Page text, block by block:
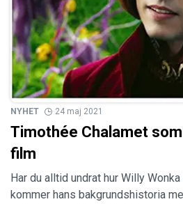
NYHET 24 maj 2021
Timothée Chalamet
film
Har du alltid undrat hur Willy
kommer hans bakgrundshistoria